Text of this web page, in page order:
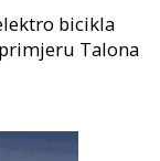
bicikla
Talona